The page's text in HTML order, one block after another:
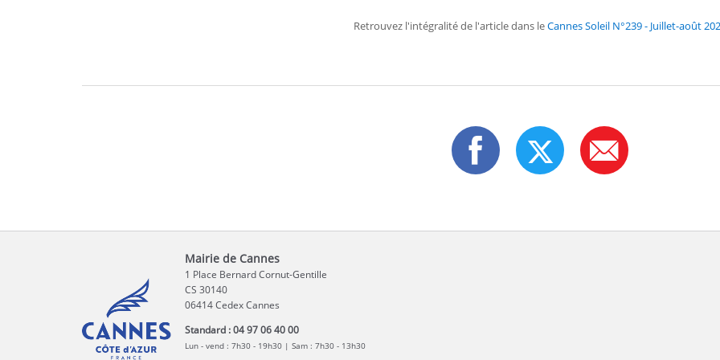
Retrouvez l'intégralité de l'article dans leCannes Soleil N°239 - Juillet-août
Mairie de Cannes
1 Place Bernard Cornut-Gentille
CS 30140
06414 Cedex Cannes
Standard : 04 97 06 40 00
Lun - vend : 7h30 - 19h30 | Sam : 7h30 - 13h30